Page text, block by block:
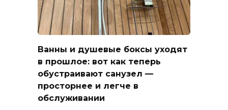
Ванны и душевые боксы уходят
в прошлое: вот как теперь
обустраивают санузел —
просторнее и легче в
обслуживании